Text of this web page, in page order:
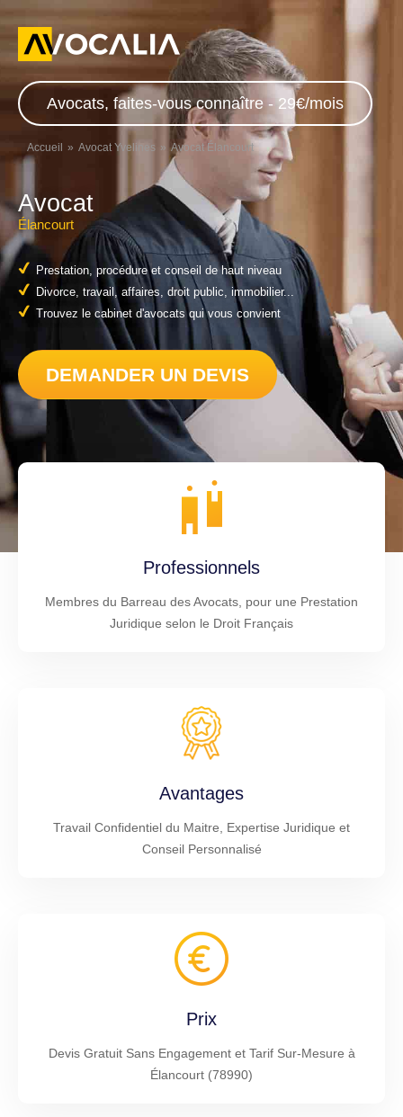
Avocats, faites-vous connaître - 29€/mois
Accueil Avocat Yvelines Avocat Élancourt
Avocat
Élancourt
Prestation, procédure et conseil de haut niveau
Divorce, travail, affaires, droit public, immobilier...
Trouvez le cabinet d'avocats qui vous convient
DEMANDER UN DEVIS
Professionnels
Membres du Barreau des Avocats, pour une Prestation
Juridique selon le Droit Français
Avantages
Travail Confidentiel du Maitre, Expertise Juridique et
Conseil Personnalisé
Prix
Devis Gratuit Sans Engagement et Tarif Sur-Mesure à
Élancourt (78990)